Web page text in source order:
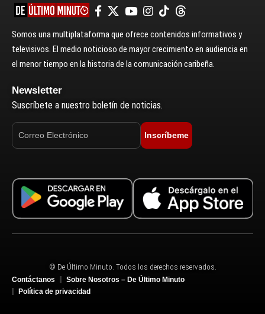
Somos una multiplataforma que ofrece contenidos informativos y
televisivos. El medio noticioso de mayor crecimiento en audiencia en
el menor tiempo en la historia de la comunicación caribeña.
Newsletter
Suscríbete a nuestro boletín de noticias.
Inscríbeme
© De Último Minuto. Todos los derechos reservados.
Contáctanos
Sobre Nosotros – De Último Minuto
Política de privacidad